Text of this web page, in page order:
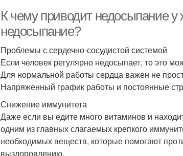
К чему приводит недосыпание
недосыпание?
Проблемы с сердечно-сосудистой системой
Если человек регулярно недосыпает, то это
Для нормальной работы сердца важен не
Напряженный график работы и постоянные
Снижение иммунитета
Даже если вы едите много витаминов и
одним из главных слагаемых крепкого
необходимых веществ, которые помогают
выздоровлению.